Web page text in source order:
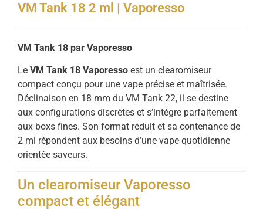
VM Tank 18 2 ml | Vaporesso
VM Tank 18 par Vaporesso
Le VM Tank 18 Vaporesso est un clearomiseur
compact conçu pour une vape précise et maîtrisée.
Déclinaison en 18 mm du VM Tank 22, il se destine
aux configurations discrètes et s’intègre parfaitement
aux boxs fines. Son format réduit et sa contenance de
2 ml répondent aux besoins d’une vape quotidienne
orientée saveurs.
Un clearomiseur Vaporesso
compact et élégant